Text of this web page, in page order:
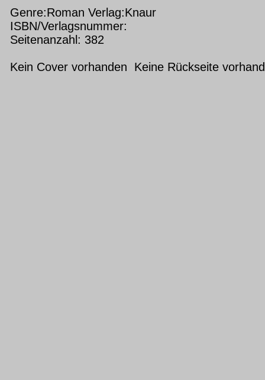
Genre:Roman Verlag:Knaur
ISBN/Verlagsnummer:
Seitenanzahl: 382
Kein Cover vorhanden Keine Rückseite